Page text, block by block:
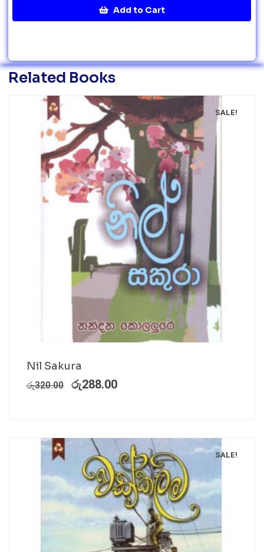
Add to Cart
Related Books
SALE!
Nil Sakura
රු320.00 රු288.00
SALE!